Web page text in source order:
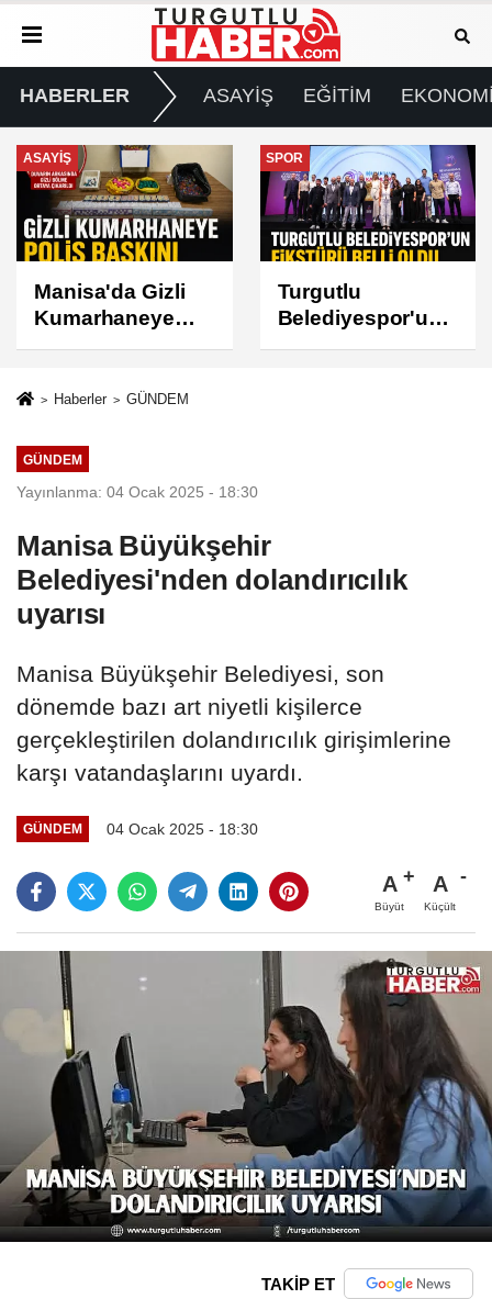
HABERLER ASAYİŞ EĞİTİM
SPOR
Turgutlu
Belediyespor'un
Fikstürü Belli
GÜNDEM
Turgutlu'da İki
Mahallede Planlı
Elektrik Kesintisi
Haberler GÜNDEM
GÜNDEM
Yayınlanma: 04 Ocak 2025 - 18:30
Manisa Büyükşehir
Belediyesi'nden dolandırıcılık
uyarısı
Manisa Büyükşehir Belediyesi, son
dönemde bazı art niyetli kişilerce
gerçekleştirilen dolandırıcılık girişimlerine
karşı vatandaşlarını uyardı.
GÜNDEM 04 Ocak 2025 - 18:30
A
Büyüt
A
Küçült
TAKİP ET